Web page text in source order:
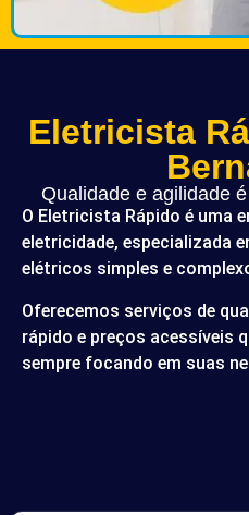
Eletricista
Qualidade e agilidade
O Eletricista Rápido é uma
eletricidade, especializada
elétricos simples e
Oferecemos serviços de
rápido e preços acessíveis
sempre focando em suas